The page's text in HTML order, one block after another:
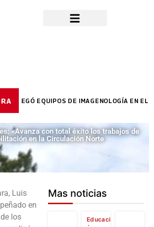
EQUIPOS DE IMAGENOLOGÍA EN EL
«Avanza con total éxito los trabajos de
en la Circulación Norte
Luis
en
los
Mas noticias
Educación